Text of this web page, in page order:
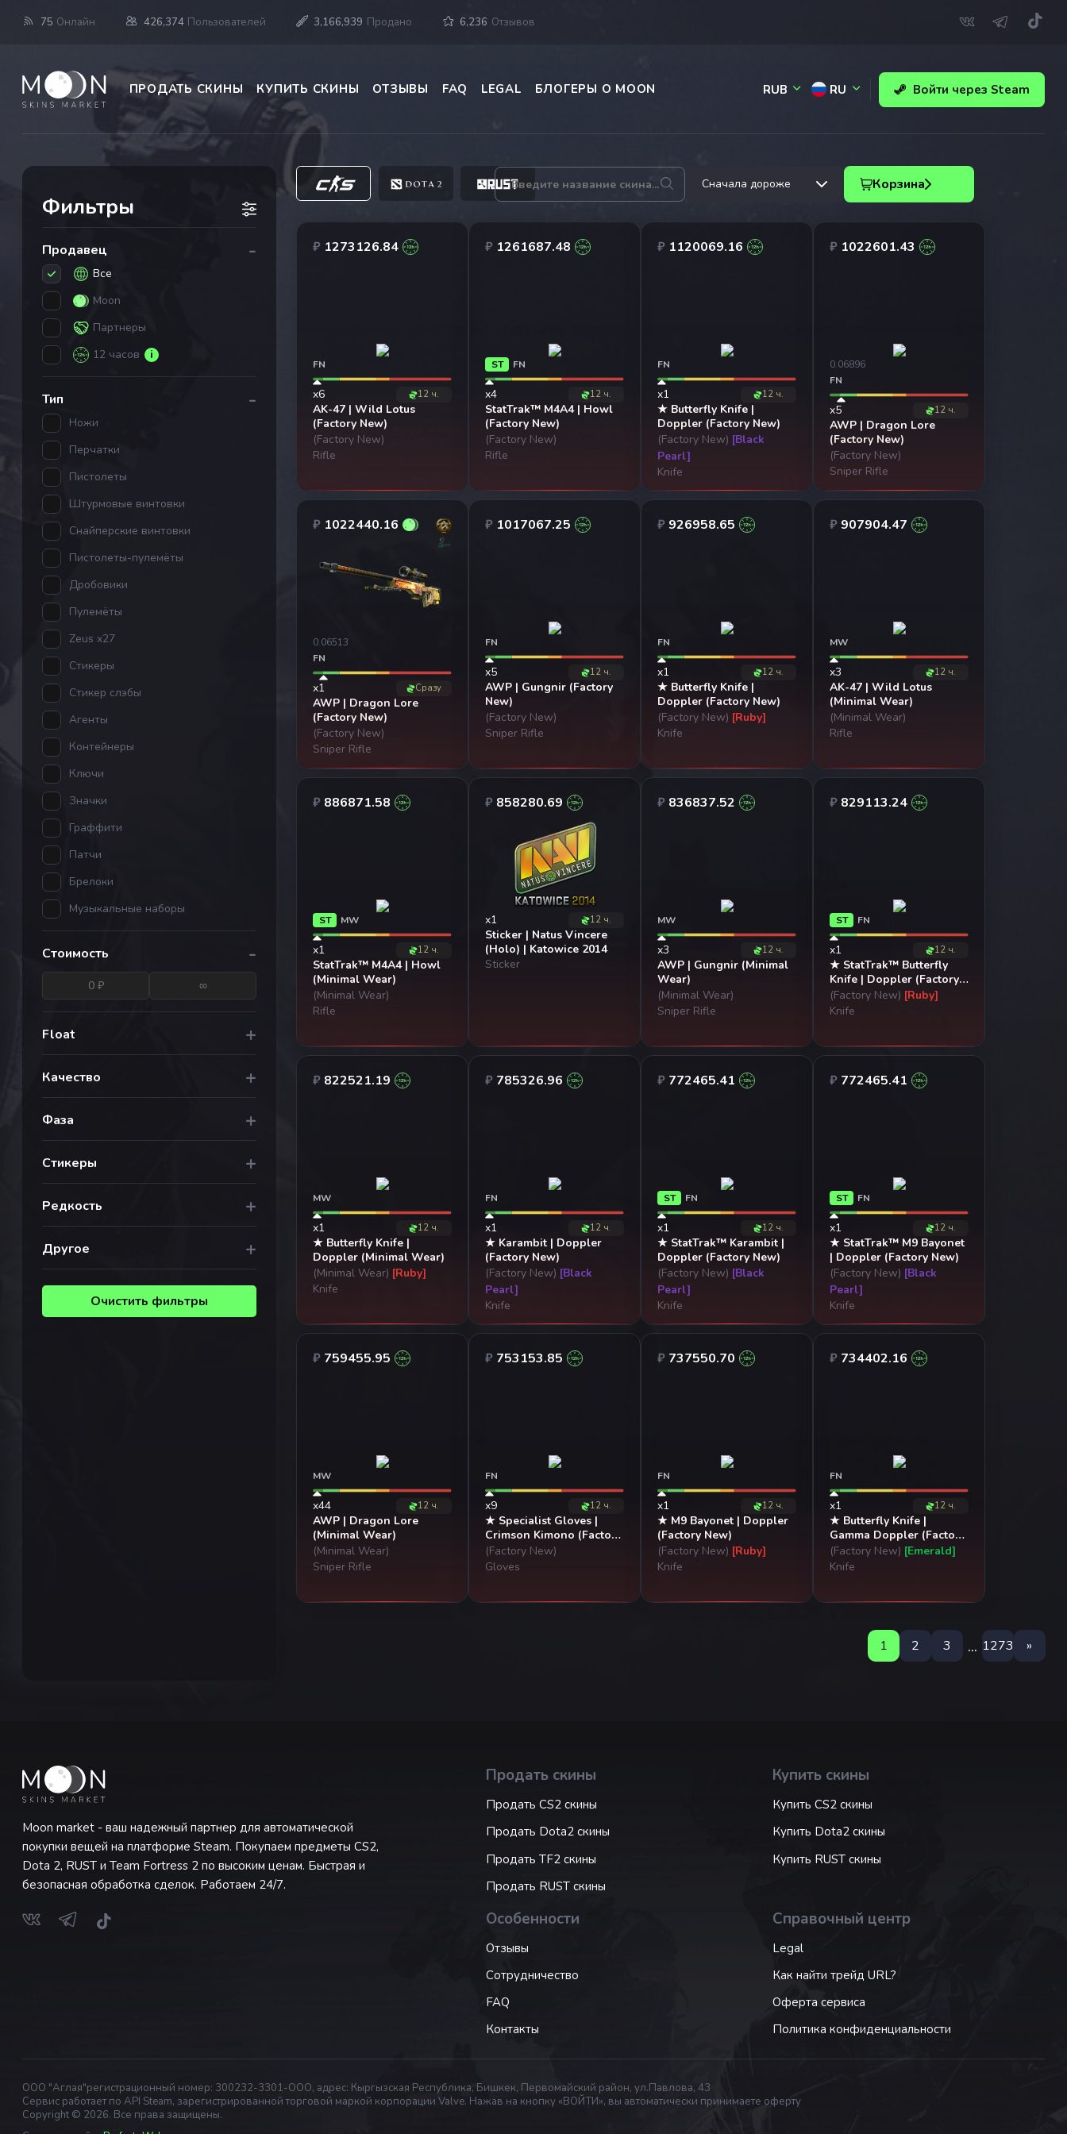
75 Онлайн 426,374 Пользователей 3,166,939 Продано 6,236 Отзывов
ПРОДАТЬ СКИНЫ КУПИТЬ СКИНЫ ОТЗЫВЫ FAQ LEGAL БЛОГЕРЫ О MOON RUB RU Войти через Steam
Фильтры
Продавец -
Все
Moon
Партнеры
12 часов
i
Тип -
Ножи
Перчатки
Пистолеты
Штурмовые винтовки
Снайперские винтовки
Пистолеты-пулемёты
Дробовики
Пулемёты
Zeus x27
Стикеры
Стикер слэбы
Агенты
Контейнеры
Ключи
Значки
Граффити
Патчи
Брелоки
Музыкальные наборы
Стоимость -
Float +
Качество +
Фаза +
Стикеры +
Редкость +
Другое +
Очистить фильтры
Сначала дороже Корзина
₽ 1273126.84
FN
x6 12 ч.
AK-47 | Wild Lotus
(Factory New)
(Factory New)
Rifle
₽ 1261687.48
ST FN
x4 12 ч.
StatTrak™ M4A4 | Howl
(Factory New)
(Factory New)
Rifle
₽ 1120069.16
FN
x1 12 ч.
★ Butterfly Knife |
Doppler (Factory New)
(Factory New) [Black
Pearl]
Knife
₽ 1022601.43
0.06896
FN
x5 12 ч.
AWP | Dragon Lore
(Factory New)
(Factory New)
Sniper Rifle
₽ 1022440.16
0.06513
FN
x1 Сразу
AWP | Dragon Lore
(Factory New)
(Factory New)
Sniper Rifle
₽ 1017067.25
FN
x5 12 ч.
AWP | Gungnir (Factory
New)
(Factory New)
Sniper Rifle
₽ 926958.65
FN
x1 12 ч.
★ Butterfly Knife |
Doppler (Factory New)
(Factory New) [Ruby]
Knife
₽ 907904.47
MW
x3 12 ч.
AK-47 | Wild Lotus
(Minimal Wear)
(Minimal Wear)
Rifle
₽ 886871.58
ST MW
x1 12 ч.
StatTrak™ M4A4 | Howl
(Minimal Wear)
(Minimal Wear)
Rifle
₽ 858280.69
x1 12 ч.
Sticker | Natus Vincere
(Holo) | Katowice 2014
Sticker
₽ 836837.52
MW
x3 12 ч.
AWP | Gungnir (Minimal
Wear)
(Minimal Wear)
Sniper Rifle
₽ 829113.24
ST FN
x1 12 ч.
★ StatTrak™ Butterfly
Knife | Doppler (Factory
New)
(Factory New) [Ruby]
Knife
₽ 822521.19
MW
x1 12 ч.
★ Butterfly Knife |
Doppler (Minimal Wear)
(Minimal Wear) [Ruby]
Knife
₽ 785326.96
FN
x1 12 ч.
★ Karambit | Doppler
(Factory New)
(Factory New) [Black
Pearl]
Knife
₽ 772465.41
ST FN
x1 12 ч.
★ StatTrak™ Karambit |
Doppler (Factory New)
(Factory New) [Black
Pearl]
Knife
₽ 772465.41
ST FN
x1 12 ч.
★ StatTrak™ M9 Bayonet
| Doppler (Factory New)
(Factory New) [Black
Pearl]
Knife
₽ 759455.95
MW
x44 12 ч.
AWP | Dragon Lore
(Minimal Wear)
(Minimal Wear)
Sniper Rifle
₽ 753153.85
FN
x9 12 ч.
★ Specialist Gloves |
Crimson Kimono (Factory
New)
(Factory New)
Gloves
₽ 737550.70
FN
x1 12 ч.
★ M9 Bayonet | Doppler
(Factory New)
(Factory New) [Ruby]
Knife
₽ 734402.16
FN
x1 12 ч.
★ Butterfly Knife |
Gamma Doppler (Factory
New)
(Factory New) [Emerald]
Knife
1 2 3 ... 1273 »
Moon market - ваш надежный партнер для автоматической
покупки вещей на платформе Steam. Покупаем предметы CS2,
Dota 2, RUST и Team Fortress 2 по высоким ценам. Быстрая и
безопасная обработка сделок. Работаем 24/7.
Продать скины
Продать CS2 скины
Продать Dota2 скины
Продать TF2 скины
Продать RUST скины
Купить скины
Купить CS2 скины
Купить Dota2 скины
Купить RUST скины
Особенности
Отзывы
Сотрудничество
FAQ
Контакты
Справочный центр
Legal
Как найти трейд URL?
Оферта сервиса
Политика конфиденциальности
ООО "Аглая"регистрационный номер: 300232-3301-ООО, адрес: Кыргызская Республика, Бишкек, Первомайский район, ул.Павлова, 43
Сервис работает по API Steam, зарегистрированной торговой маркой корпорации Valve. Нажав на кнопку «ВОЙТИ», вы автоматически принимаете оферту
Copyright © 2026. Все права защищены.